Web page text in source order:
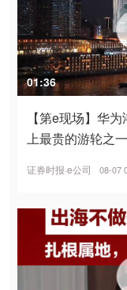
01:36
【第e现场】华
上最贵的游轮之
证券时报·e公司 08-07